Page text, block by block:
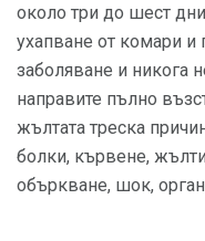
около три до шест
ухапване от комари
заболяване и никога
направите пълно
жълтата треска
болки, кървене,
объркване, шок,